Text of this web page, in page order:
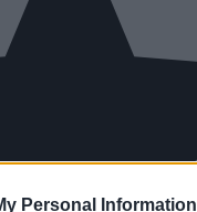
Personal Information